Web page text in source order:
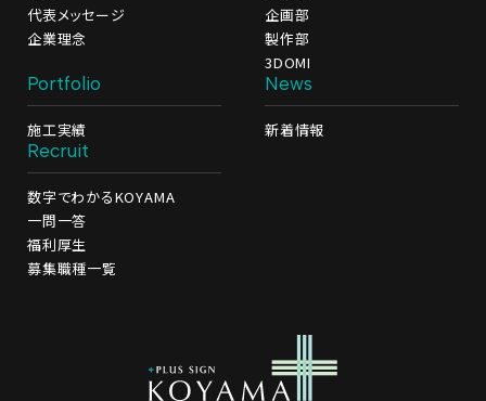
代表メッセージ
企業理念
企画部
製作部
3DOMI
Portfolio
施工実績
News
新着情報
Recruit
数字でわかるKOYAMA
一問一答
福利厚生
募集職種一覧